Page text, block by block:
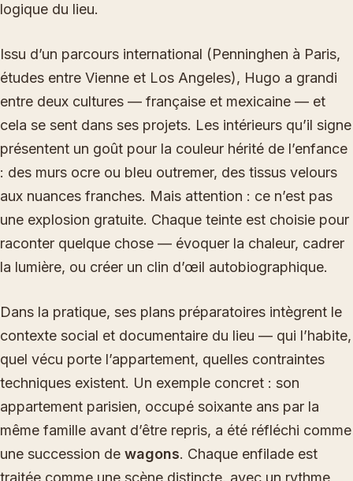
logique du lieu.
Issu d’un parcours international (Penninghen à Paris,
études entre Vienne et Los Angeles), Hugo a grandi
entre deux cultures — française et mexicaine — et
cela se sent dans ses projets. Les intérieurs qu’il signe
présentent un goût pour la couleur hérité de l’enfance
: des murs ocre ou bleu outremer, des tissus velours
aux nuances franches. Mais attention : ce n’est pas
une explosion gratuite. Chaque teinte est choisie pour
raconter quelque chose — évoquer la chaleur, cadrer
la lumière, ou créer un clin d’œil autobiographique.
Dans la pratique, ses plans préparatoires intègrent le
contexte social et documentaire du lieu — qui l’habite,
quel vécu porte l’appartement, quelles contraintes
techniques existent. Un exemple concret : son
appartement parisien, occupé soixante ans par la
même famille avant d’être repris, a été réfléchi comme
une succession de wagons. Chaque enfilade est
traitée comme une scène distincte, avec un rythme